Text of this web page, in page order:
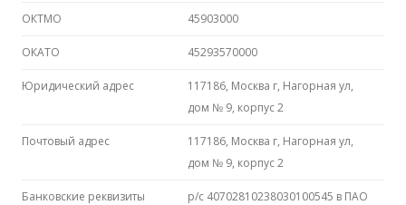
ОКТМО 45903000
ОКАТО 45293570000
Юридический адрес
117186, Москва г, Нагорная ул,
дом № 9, корпус 2
Почтовый адрес
117186, Москва г, Нагорная ул,
дом № 9, корпус 2
Банковские реквизиты
р/с 40702810238030100545 в ПАО